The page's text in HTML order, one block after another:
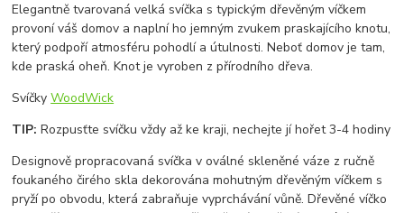
Elegantně tvarovaná velká svíčka s typickým dřevěným víčkem
provoní váš domov a naplní ho jemným zvukem praskajícího knotu,
který podpoří atmosféru pohodlí a útulnosti. Neboť domov je tam,
kde praská oheň. Knot je vyroben z přírodního dřeva.
SvíčkyWoodWick
TIP:Rozpusťte svíčku vždy až ke kraji, nechejte jí hořet 3-4 hodiny
Designově propracovaná svíčka v oválné skleněné váze z ručně
foukaného čirého skla dekorována mohutným dřevěným víčkem s
pryží po obvodu, která zabraňuje vyprchávání vůně. Dřevěné víčko